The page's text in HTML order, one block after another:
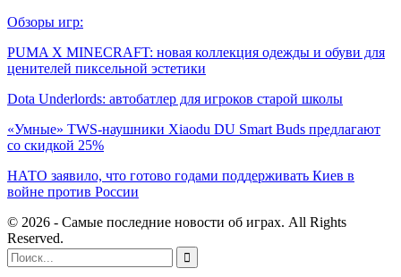
Обзоры игр:
PUMA X MINECRAFT: новая коллекция одежды и обуви для
ценителей пиксельной эстетики
Dota Underlords: автобатлер для игроков старой школы
«Умные» TWS-наушники Xiaodu DU Smart Buds предлагают
со скидкой 25%
НАТО заявило, что готово годами поддерживать Киев в
войне против России
© 2026 - Самые последние новости об играх. All Rights
Reserved.